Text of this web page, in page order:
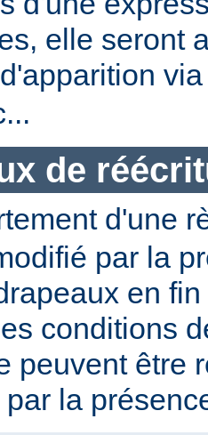
elle seront
de
d'une
par la
en
conditions
peuvent être
par la